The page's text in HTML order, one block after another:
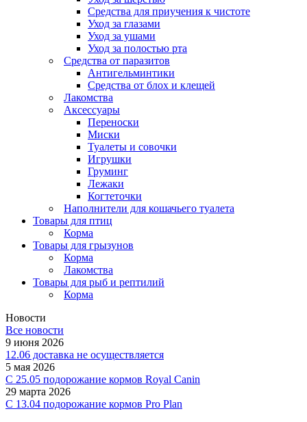
Средства для приучения к чистоте
Уход за глазами
Уход за ушами
Уход за полостью рта
Средства от паразитов
Антигельминтики
Средства от блох и клещей
Лакомства
Аксессуары
Переноски
Миски
Туалеты и совочки
Игрушки
Груминг
Лежаки
Когтеточки
Наполнители для кошачьего туалета
Товары для птиц
Корма
Товары для грызунов
Корма
Лакомства
Товары для рыб и рептилий
Корма
Новости
Все новости
9 июня 2026
12.06 доставка не осуществляется
5 мая 2026
C 25.05 подорожание кормов Royal Canin
29 марта 2026
С 13.04 подорожание кормов Pro Plan